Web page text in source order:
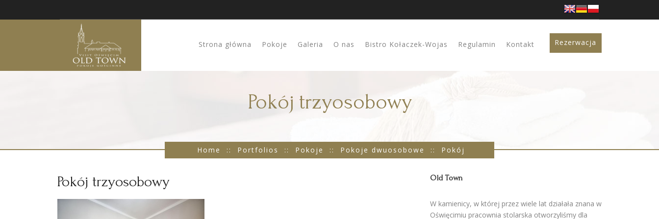
Strona główna Pokoje Galeria O nas Bistro Kołaczek-Wojas Regulamin Kontakt Rezerwacja
Pokój trzyosobowy
Home :: Portfolios :: Pokoje :: Pokoje dwuosobowe ::
Pokój
Pokój trzyosobowy Old Town
W kamienicy, w której przez wiele lat działała znana w
Oświęcimiu pracownia stolarska otworzyliśmy dla